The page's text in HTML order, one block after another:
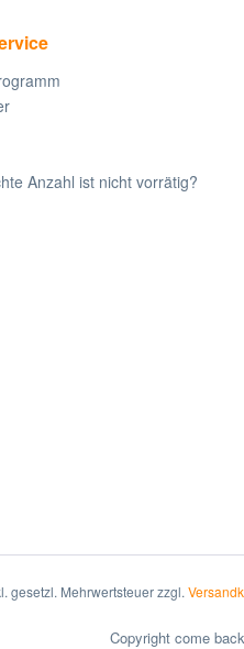
Anzahl ist nicht vorrätig?
gesetzl. Mehrwertsteuer zzgl.
Copyright come